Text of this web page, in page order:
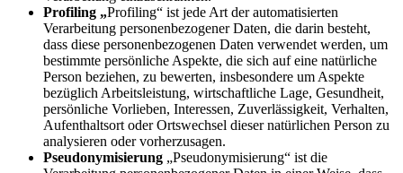
Profiling „Profiling“ ist jede Art der automatisierten
Verarbeitung personenbezogener Daten, die darin besteht,
dass diese personenbezogenen Daten verwendet werden, um
bestimmte persönliche Aspekte, die sich auf eine natürliche
Person beziehen, zu bewerten, insbesondere um Aspekte
bezüglich Arbeitsleistung, wirtschaftliche Lage, Gesundheit,
persönliche Vorlieben, Interessen, Zuverlässigkeit, Verhalten,
Aufenthaltsort oder Ortswechsel dieser natürlichen Person zu
analysieren oder vorherzusagen.
Pseudonymisierung „Pseudonymisierung“ ist die